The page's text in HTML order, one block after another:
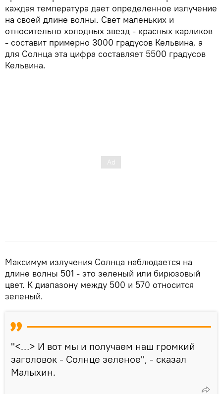
каждая температура дает определенное излучение
на своей длине волны. Свет маленьких и
относительно холодных звезд - красных карликов
- составит примерно 3000 градусов Кельвина, а
для Солнца эта цифра составляет 5500 градусов
Кельвина.
Максимум излучения Солнца наблюдается на
длине волны 501 - это зеленый или бирюзовый
цвет. К диапазону между 500 и 570 относится
зеленый.
"<…> И вот мы и получаем наш громкий
заголовок - Солнце зеленое", - сказал
Малыхин.